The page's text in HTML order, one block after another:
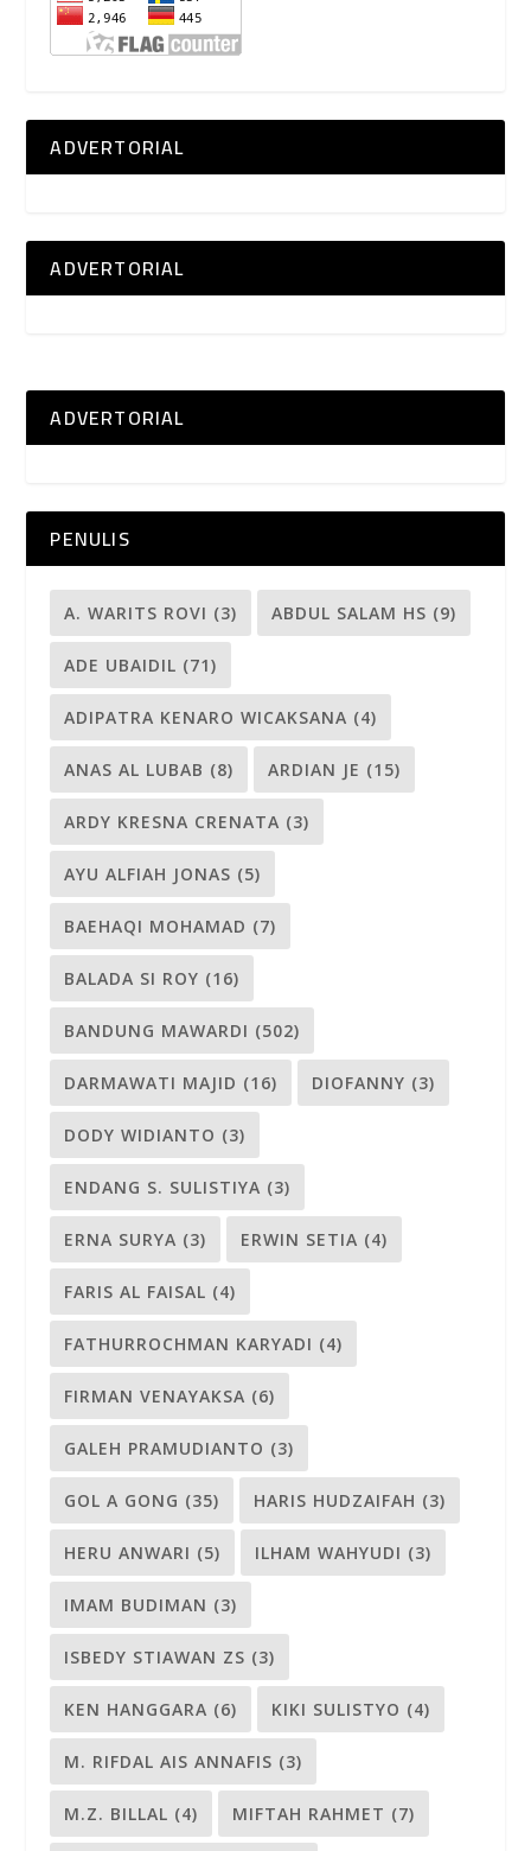
ADVERTORIAL
ADVERTORIAL
ADVERTORIAL
PENULIS
A. WARITS ROVI (3) ABDUL SALAM HS (9)
ADE UBAIDIL (71)
ADIPATRA KENARO WICAKSANA (4)
ANAS AL LUBAB (8) ARDIAN JE (15)
ARDY KRESNA CRENATA (3)
AYU ALFIAH JONAS (5)
BAEHAQI MOHAMAD (7)
BALADA SI ROY (16)
BANDUNG MAWARDI (502)
DARMAWATI MAJID (16) DIOFANNY (3)
DODY WIDIANTO (3)
ENDANG S. SULISTIYA (3)
ERNA SURYA (3) ERWIN SETIA (4)
FARIS AL FAISAL (4)
FATHURROCHMAN KARYADI (4)
FIRMAN VENAYAKSA (6)
GALEH PRAMUDIANTO (3)
GOL A GONG (35) HARIS HUDZAIFAH (3)
HERU ANWARI (5) ILHAM WAHYUDI (3)
IMAM BUDIMAN (3)
ISBEDY STIAWAN ZS (3)
KEN HANGGARA (6) KIKI SULISTYO (4)
M. RIFDAL AIS ANNAFIS (3)
M.Z. BILLAL (4) MIFTAH RAHMET (7)